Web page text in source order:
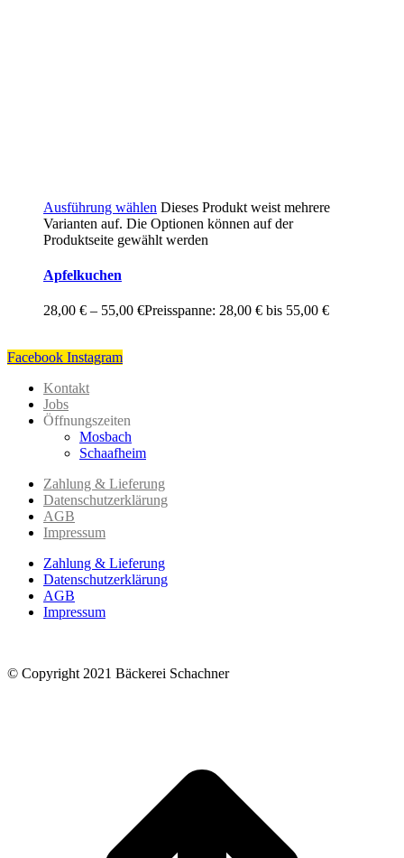
Ausführung wählen Dieses Produkt weist mehrere
Varianten auf. Die Optionen können auf der
Produktseite gewählt werden
Apfelkuchen
28,00 € – 55,00 €Preisspanne: 28,00 € bis 55,00 €
Facebook Instagram
Kontakt
Jobs
Öffnungszeiten
Mosbach
Schaafheim
Zahlung & Lieferung
Datenschutzerklärung
AGB
Impressum
Zahlung & Lieferung
Datenschutzerklärung
AGB
Impressum
© Copyright 2021 Bäckerei Schachner